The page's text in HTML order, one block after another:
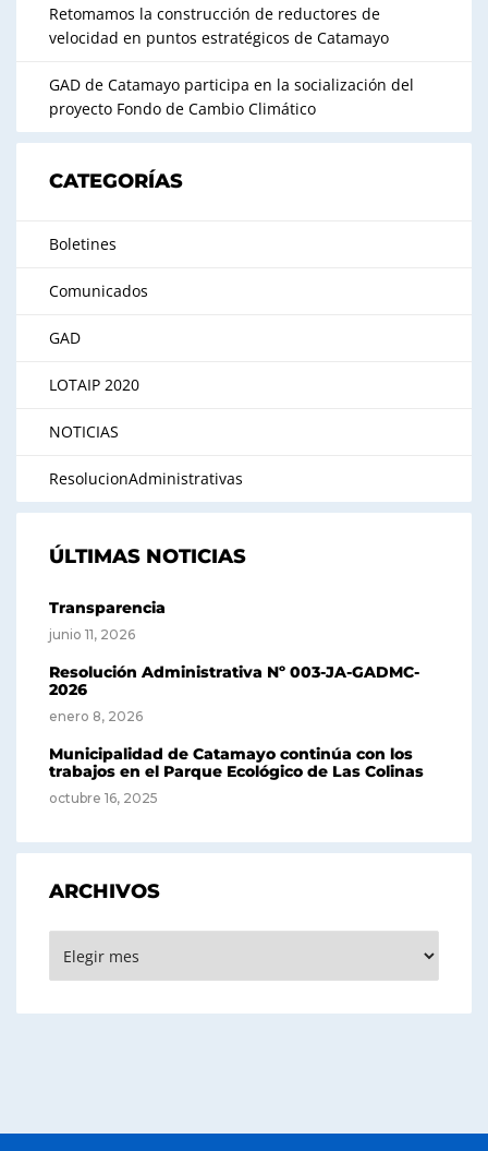
Retomamos la construcción de reductores de
velocidad en puntos estratégicos de Catamayo
GAD de Catamayo participa en la socialización del
proyecto Fondo de Cambio Climático
CATEGORÍAS
Boletines
Comunicados
GAD
LOTAIP 2020
NOTICIAS
ResolucionAdministrativas
ÚLTIMAS NOTICIAS
Transparencia
junio 11, 2026
Resolución Administrativa Nº 003-JA-GADMC-
2026
enero 8, 2026
Municipalidad de Catamayo continúa con los
trabajos en el Parque Ecológico de Las Colinas
octubre 16, 2025
ARCHIVOS